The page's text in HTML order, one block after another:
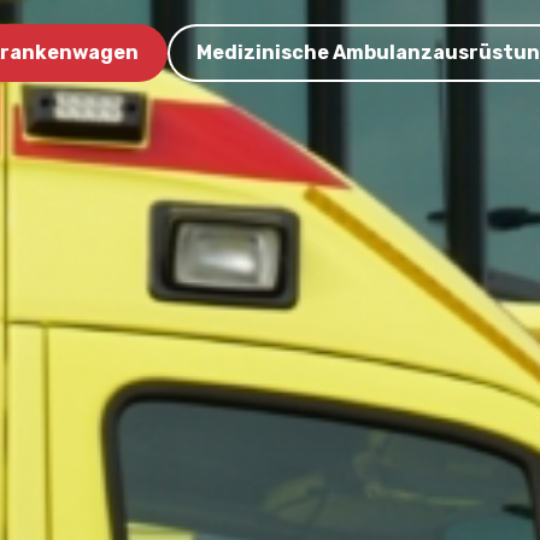
Medizinische